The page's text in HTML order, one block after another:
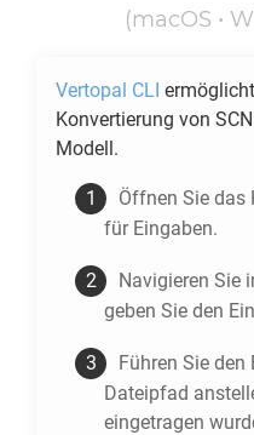
(macOS •
Vertopal CLI
Konvertierung von SCN
Modell.
Öffnen Sie das
für Eingaben.
Navigieren Sie
geben Sie den
Führen Sie
Dateipfad
eingetragen